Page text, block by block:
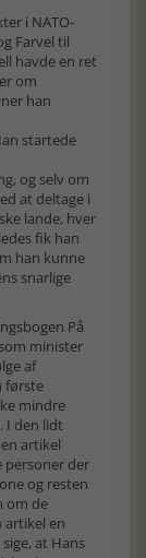
i NATO-
Farvel til
havde en ret
om
han
startede
og selv om
at deltage i
lande, hver
fik han
han kunne
snarlige
På
minister
af
første
mindre
I den lidt
artikel
personer der
og resten
om de
artikel en
at Hans